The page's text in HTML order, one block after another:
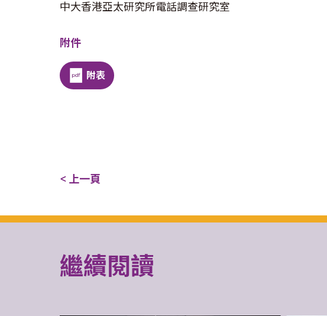
中大香港亞太研究所電話調查研究室
附件
附表
< 上一頁
繼續閱讀